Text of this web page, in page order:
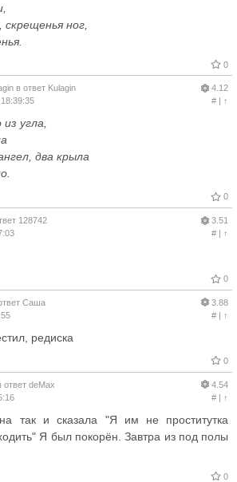
ног,
0
в ответ Kulagin
4.12
#| ↑
из угла,
два крыла
0
128742
3.51
#| ↑
0
Саша
3.88
#| ↑
редиска
0
ответ deMax
4.54
#| ↑
так и сказала "Я им не проститутка
Я был покорён. Завтра из под полы
0